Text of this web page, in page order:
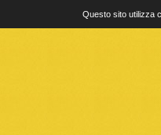
Questo sito utilizza